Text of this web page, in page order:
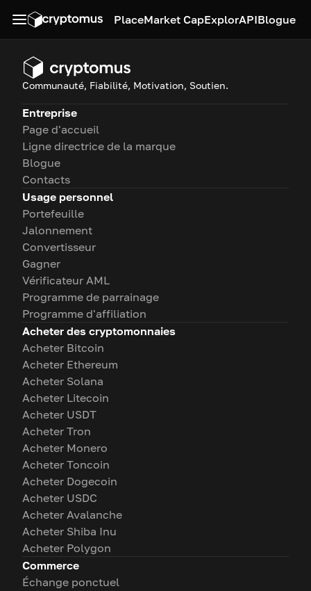
PlaceMarket CapExplorAPIBlogue
Communauté, Fiabilité, Motivation, Soutien.
Entreprise
Page d'accueil
Ligne directrice de la marque
Blogue
Contacts
Usage personnel
Portefeuille
Jalonnement
Convertisseur
Gagner
Vérificateur AML
Programme de parrainage
Programme d'affiliation
Acheter des cryptomonnaies
Acheter Bitcoin
Acheter Ethereum
Acheter Solana
Acheter Litecoin
Acheter USDT
Acheter Tron
Acheter Monero
Acheter Toncoin
Acheter Dogecoin
Acheter USDC
Acheter Avalanche
Acheter Shiba Inu
Acheter Polygon
Commerce
Échange ponctuel